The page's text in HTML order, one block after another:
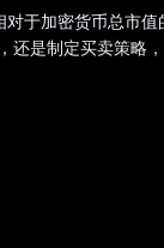
于加密货币总市
是制定买卖策略